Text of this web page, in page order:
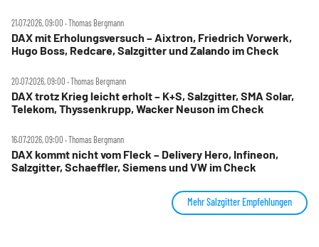
21.07.2026, 09:00 ‧ Thomas Bergmann
DAX mit Erholungsversuch – Aixtron, Friedrich Vorwerk,
Hugo Boss, Redcare, Salzgitter und Zalando im Check
20.07.2026, 09:00 ‧ Thomas Bergmann
DAX trotz Krieg leicht erholt – K+S, Salzgitter, SMA Solar,
Telekom, Thyssenkrupp, Wacker Neuson im Check
16.07.2026, 09:00 ‧ Thomas Bergmann
DAX kommt nicht vom Fleck – Delivery Hero, Infineon,
Salzgitter, Schaeffler, Siemens und VW im Check
Mehr Salzgitter Empfehlungen